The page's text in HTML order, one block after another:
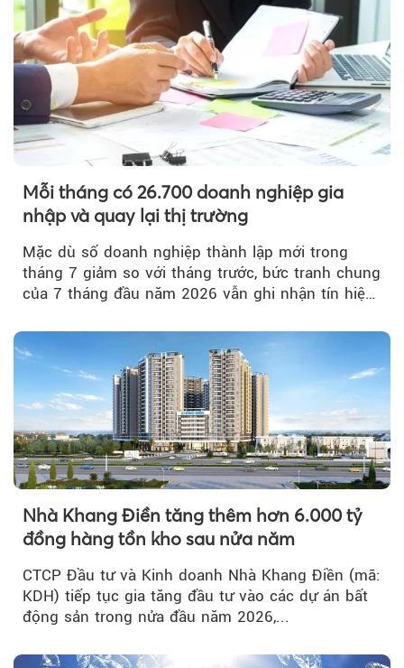
Mỗi tháng có 26.700 doanh nghiệp gia
nhập và quay lại thị trường
Mặc dù số doanh nghiệp thành lập mới trong
tháng 7 giảm so với tháng trước, bức tranh chung
của 7 tháng đầu năm 2026 vẫn ghi nhận tín hiệu
Nhà Khang Điền tăng thêm hơn 6.000 tỷ
đồng hàng tồn kho sau nửa năm
CTCP Đầu tư và Kinh doanh Nhà Khang Điền (mã:
KDH) tiếp tục gia tăng đầu tư vào các dự án bất
động sản trong nửa đầu năm 2026,...